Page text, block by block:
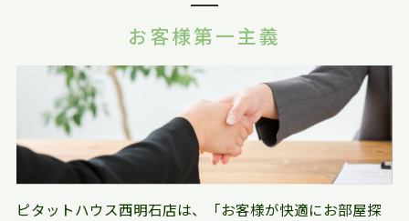
お客様第一主義
ピタットハウス西明石店は、「お客様が快適にお部屋探